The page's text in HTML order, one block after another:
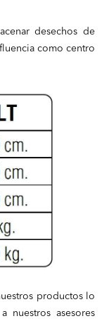
desechos de
como centro
productos lo
nuestros asesores